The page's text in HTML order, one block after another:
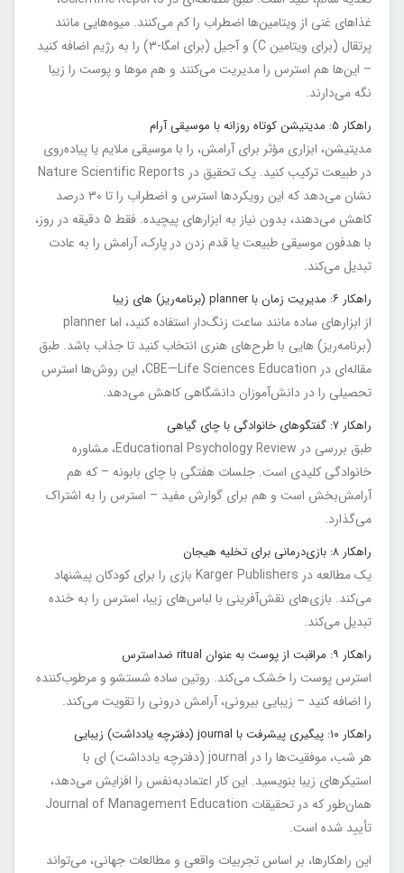
غذاهای غنی از ویتامین‌ها اضطراب را کم می‌کنند. میوه‌هایی مانند
پرتقال (برای ویتامین C) و آجیل (برای امگا-۳) را به رژیم اضافه کنید
– این‌ها هم استرس را مدیریت می‌کنند و هم موها و پوست را زیبا
نگه می‌دارند.
راهکار ۵: مدیتیشن کوتاه روزانه با موسیقی آرام
مدیتیشن، ابزاری مؤثر برای آرامش، را با موسیقی ملایم یا پیاده‌روی
در طبیعت ترکیب کنید. یک تحقیق در Nature Scientific Reports
نشان می‌دهد که این رویکردها استرس و اضطراب را تا ۳۰ درصد
کاهش می‌دهند، بدون نیاز به ابزارهای پیچیده. فقط ۵ دقیقه در روز،
با هدفون موسیقی طبیعت یا قدم زدن در پارک، آرامش را به عادت
تبدیل می‌کند.
راهکار ۶: مدیریت زمان با planner (برنامه‌ریز) های زیبا
از ابزارهای ساده مانند ساعت زنگ‌دار استفاده کنید، اما planner
(برنامه‌ریز) هایی با طرح‌های هنری انتخاب کنید تا جذاب باشد. طبق
مقاله‌ای در CBE—Life Sciences Education، این روش‌ها استرس
تحصیلی را در دانش‌آموزان دانشگاهی کاهش می‌دهد.
راهکار ۷: گفتگوهای خانوادگی با چای گیاهی
طبق بررسی در Educational Psychology Review، مشاوره
خانوادگی کلیدی است. جلسات هفتگی با چای بابونه – که هم
آرامش‌بخش است و هم برای گوارش مفید – استرس را به اشتراک
می‌گذارد.
راهکار ۸: بازی‌درمانی برای تخلیه هیجان
یک مطالعه در Karger Publishers بازی را برای کودکان پیشنهاد
می‌کند. بازی‌های نقش‌آفرینی با لباس‌های زیبا، استرس را به خنده
تبدیل می‌کند.
راهکار ۹: مراقبت از پوست به عنوان ritual ضداسترس
استرس پوست را خشک می‌کند. روتین ساده شستشو و مرطوب‌کننده
را اضافه کنید – زیبایی بیرونی، آرامش درونی را تقویت می‌کند.
راهکار ۱۰: پیگیری پیشرفت با journal (دفترچه یادداشت) زیبایی
هر شب، موفقیت‌ها را در journal (دفترچه یادداشت) ای با
استیکرهای زیبا بنویسید. این کار اعتمادبه‌نفس را افزایش می‌دهد،
همان‌طور که در تحقیقات Journal of Management Education
تأیید شده است.
این راهکارها، بر اساس تجربیات واقعی و مطالعات جهانی، می‌تواند